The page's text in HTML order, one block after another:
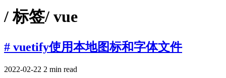
/ 标签/ vue
# vuetify使用本地图标和字体文件
2022-02-22 2 min read